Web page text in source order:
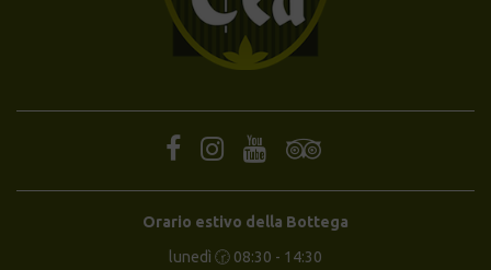
Orario estivo della Bottega
lunedì 🕝 08:30 - 14:30